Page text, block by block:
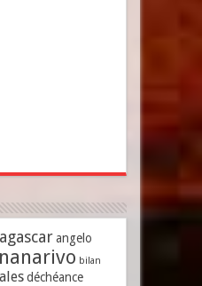
angelo
bilan
déchéance